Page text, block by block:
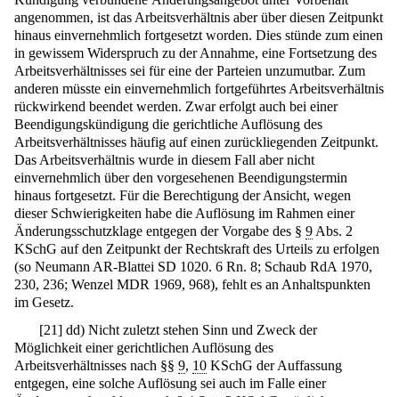
angenommen, ist das Arbeitsverhältnis aber über diesen Zeitpunkt
hinaus einvernehmlich fortgesetzt worden. Dies stünde zum einen
in gewissem Widerspruch zu der Annahme, eine Fortsetzung des
Arbeitsverhältnisses sei für eine der Parteien unzumutbar. Zum
anderen müsste ein einvernehmlich fortgeführtes Arbeitsverhältnis
rückwirkend beendet werden. Zwar erfolgt auch bei einer
Beendigungskündigung die gerichtliche Auflösung des
Arbeitsverhältnisses häufig auf einen zurückliegenden Zeitpunkt.
Das Arbeitsverhältnis wurde in diesem Fall aber nicht
einvernehmlich über den vorgesehenen Beendigungstermin
hinaus fortgesetzt. Für die Berechtigung der Ansicht, wegen
dieser Schwierigkeiten habe die Auflösung im Rahmen einer
Änderungsschutzklage entgegen der Vorgabe des § 9 Abs. 2
KSchG auf den Zeitpunkt der Rechtskraft des Urteils zu erfolgen
(so Neumann AR-Blattei SD 1020. 6 Rn. 8; Schaub RdA 1970,
230, 236; Wenzel MDR 1969, 968), fehlt es an Anhaltspunkten
im Gesetz.
[21] dd) Nicht zuletzt stehen Sinn und Zweck der
Möglichkeit einer gerichtlichen Auflösung des
Arbeitsverhältnisses nach §§ 9, 10 KSchG der Auffassung
entgegen, eine solche Auflösung sei auch im Falle einer